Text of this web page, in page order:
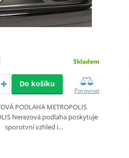
Skladem
Do košíku
Porovnat
PODLAHA METROPOLIS
Nerezová podlaha poskytuje
sporotvní vzhled i…